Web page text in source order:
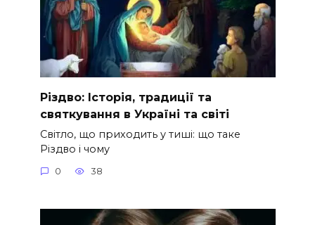
Різдво: Історія, традиції та
святкування в Україні та світі
Світло, що приходить у тиші: що таке
Різдво і чому
0 38